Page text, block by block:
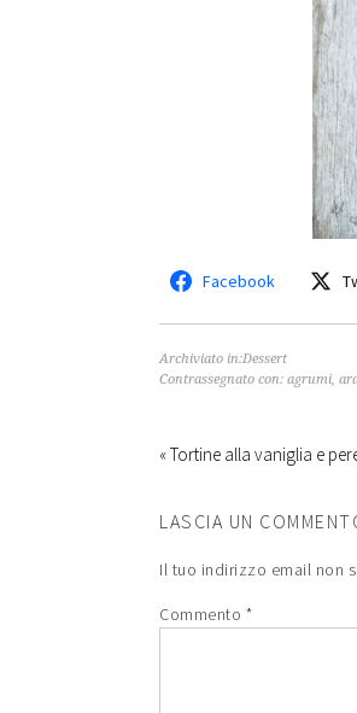
Facebook
Archiviato in:Dessert
Contrassegnato con: agrumi,
« Tortine alla vaniglia e
LASCIA UN
Il tuo indirizzo email non
Commento *